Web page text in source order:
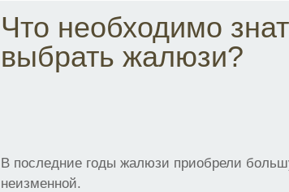
Что необходимо
выбрать жалюзи?
В последние годы жалюзи приобрели
неизменной.